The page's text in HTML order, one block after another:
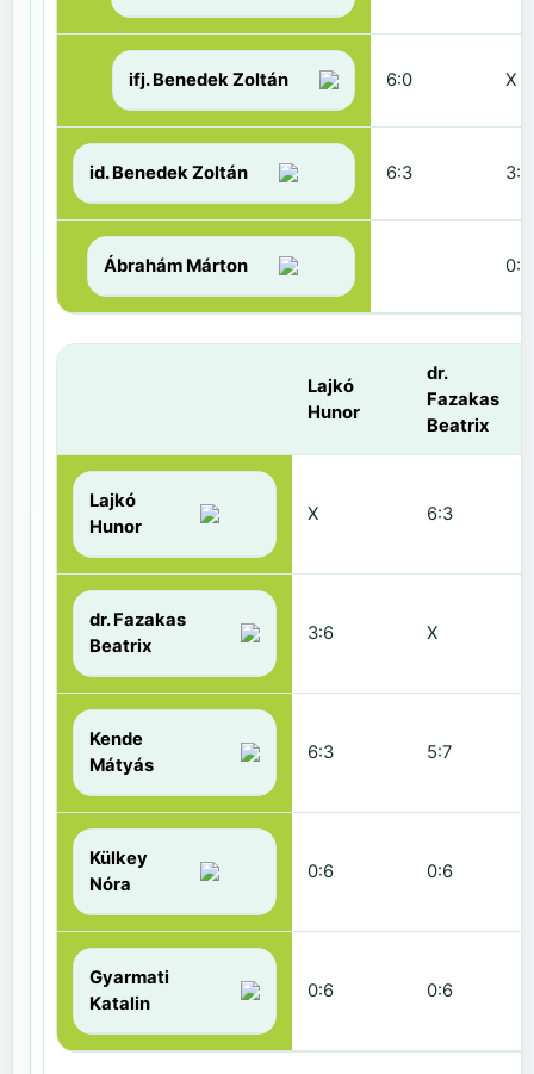
ifj. Benedek Zoltán 6:0 X
id. Benedek Zoltán 6:3 3:6
Ábrahám Márton 0:6
Lajkó
Hunor
dr.
Fazakas
Beatrix
Lajkó
Hunor
X 6:3
dr. Fazakas
Beatrix
3:6 X
Kende
Mátyás
6:3 5:7
Külkey
Nóra
0:6 0:6
Gyarmati
Katalin
0:6 0:6